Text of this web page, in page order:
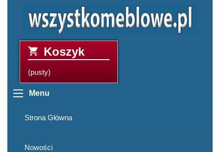
Koszyk
(pusty)
Menu
Strona Główna
Nowości